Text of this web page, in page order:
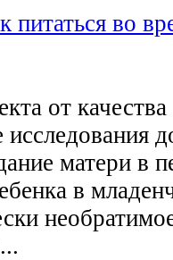
питаться во
от
матери в
в